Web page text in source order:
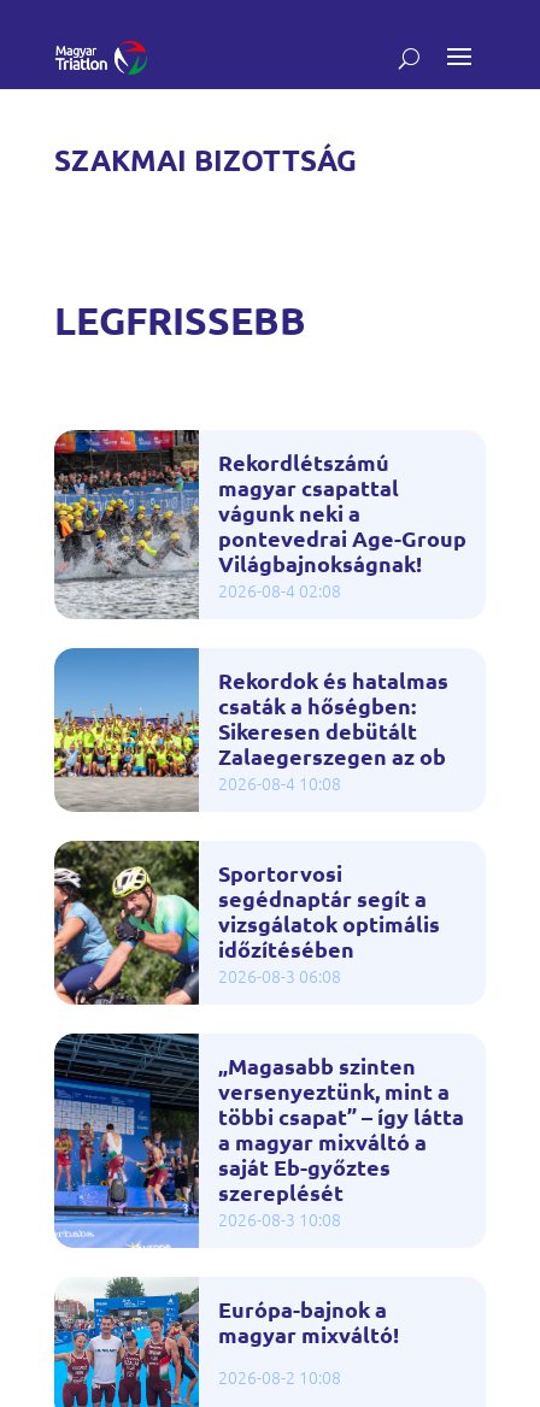
SZAKMAI BIZOTTSÁG
LEGFRISSEBB
Rekordlétszámú
magyar csapattal
vágunk neki a
pontevedrai Age-Group
Világbajnokságnak!
2026-08-4 02:08
Rekordok és hatalmas
csaták a hőségben:
Sikeresen debütált
Zalaegerszegen az ob
2026-08-4 10:08
Sportorvosi
segédnaptár segít a
vizsgálatok optimális
időzítésében
2026-08-3 06:08
„Magasabb szinten
versenyeztünk, mint a
többi csapat” – így látta
a magyar mixváltó a
saját Eb-győztes
szereplését
2026-08-3 10:08
Európa-bajnok a
magyar mixváltó!
2026-08-2 10:08